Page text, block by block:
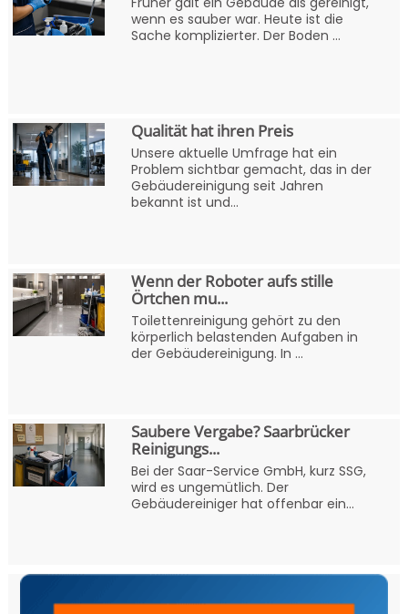
wenn es sauber war. Heute ist die
Sache komplizierter. Der Boden ...
Qualität hat ihren Preis
Unsere aktuelle Umfrage hat ein
Problem sichtbar gemacht, das in der
Gebäudereinigung seit Jahren
bekannt ist und...
Wenn der Roboter aufs stille
Örtchen mu...
Toilettenreinigung gehört zu den
körperlich belastenden Aufgaben in
der Gebäudereinigung. In ...
Saubere Vergabe? Saarbrücker
Reinigungs...
Bei der Saar-Service GmbH, kurz SSG,
wird es ungemütlich. Der
Gebäudereiniger hat offenbar ein...